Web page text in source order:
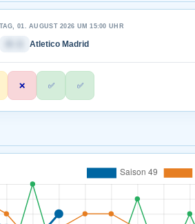
01. AUGUST 2026 UM 15:00 UHR
Atletico Madrid
❌ ✅ ✅